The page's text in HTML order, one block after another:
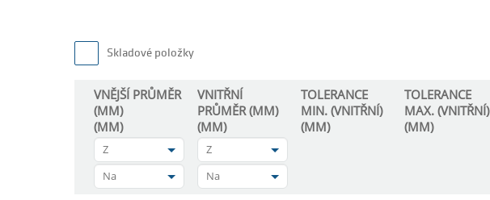
Skladové položky
VNĚJŠÍ PRŮMĚR
(MM)
(MM)
Z
Na
VNITŘNÍ
PRŮMĚR (MM)
(MM)
Z
Na
TOLERANCE
MIN. (VNITŘNÍ)
(MM)
TOLERANCE
MAX. (VNITŘNÍ)
(MM)